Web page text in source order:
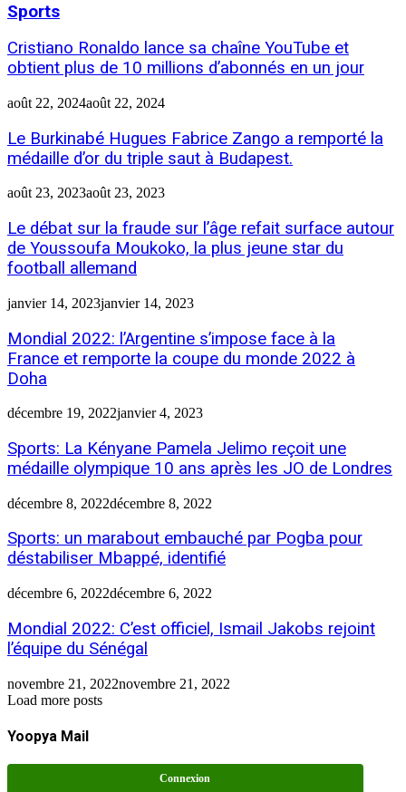
Sports
Cristiano Ronaldo lance sa chaîne YouTube et
obtient plus de 10 millions d’abonnés en un jour
août 22, 2024août 22, 2024
Le Burkinabé Hugues Fabrice Zango a remporté la
médaille d’or du triple saut à Budapest.
août 23, 2023août 23, 2023
Le débat sur la fraude sur l’âge refait surface autour
de Youssoufa Moukoko, la plus jeune star du
football allemand
janvier 14, 2023janvier 14, 2023
Mondial 2022: l’Argentine s’impose face à la
France et remporte la coupe du monde 2022 à
Doha
décembre 19, 2022janvier 4, 2023
Sports: La Kényane Pamela Jelimo reçoit une
médaille olympique 10 ans après les JO de Londres
décembre 8, 2022décembre 8, 2022
Sports: un marabout embauché par Pogba pour
déstabiliser Mbappé, identifié
décembre 6, 2022décembre 6, 2022
Mondial 2022: C’est officiel, Ismail Jakobs rejoint
l’équipe du Sénégal
novembre 21, 2022novembre 21, 2022
Load more posts
Yoopya Mail
Connexion